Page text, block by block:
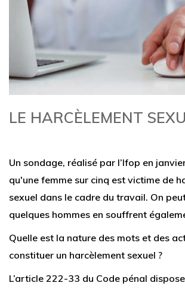
LE HARCÈLEMENT
Un sondage, réalisé par l’Ifop en
qu'une femme sur cinq est victime de
sexuel dans le cadre du travail. On
quelques hommes en souffrent
Quelle est la nature des mots et des
constituer un harcèlement sexuel ?
L’article 222-33 du Code pénal